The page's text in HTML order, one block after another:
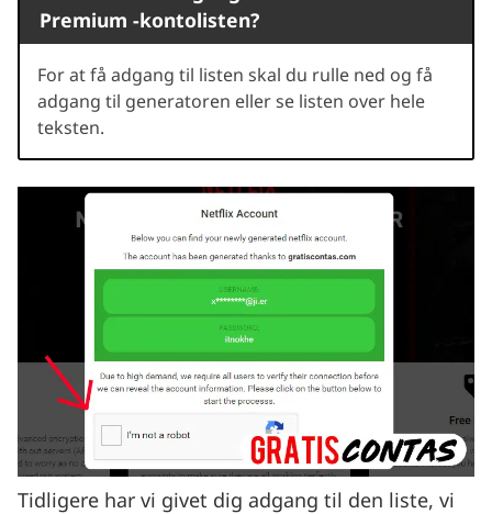
Premium -kontolisten?
For at få adgang til listen skal du rulle ned og få
adgang til generatoren eller se listen over hele
teksten.
Tidligere har vi givet dig adgang til den liste, vi